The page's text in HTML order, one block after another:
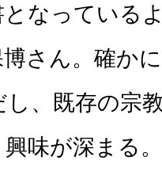
なっている
さん。確か
、既存の宗
味が深まる。